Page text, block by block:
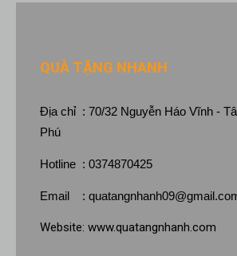
QUÀ TẶNG NHANH
Địa chỉ : 70/32 Nguyễn Háo Vĩnh -
Phú
Hotline : 0374870425
Email :
Website: www.quatangnhanh.com